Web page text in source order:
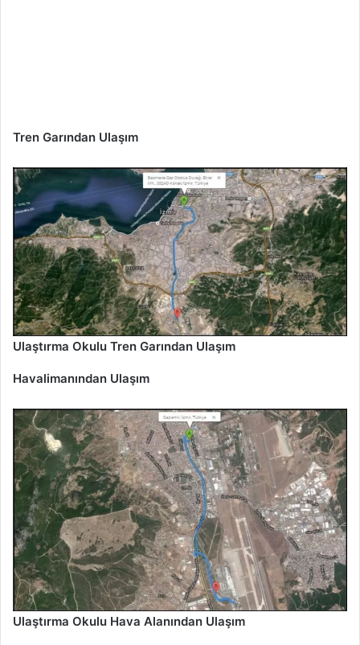
Tren Garından Ulaşım
Ulaştırma Okulu Tren Garından Ulaşım
Havalimanından Ulaşım
Ulaştırma Okulu Hava Alanından Ulaşım